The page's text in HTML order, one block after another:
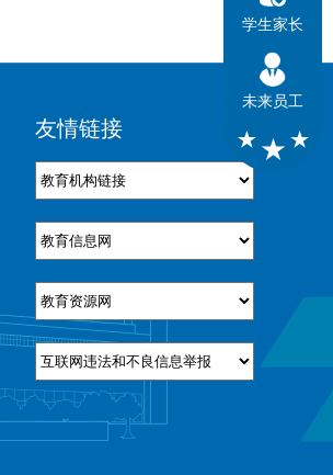
友情链接
学生家长
未来员工